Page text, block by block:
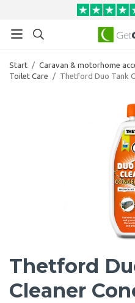
Start / Caravan & motorhome
Toilet Care
/ Thetford Duo Tank
Thetford
Cleaner